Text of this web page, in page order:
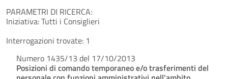
PARAMETRI DI RICERCA:
Iniziativa:Tutti i Consiglieri
Interrogazioni trovate: 1
Numero 1435/13 del 17/10/2013
Posizioni di comando temporaneo e/o trasferimenti del